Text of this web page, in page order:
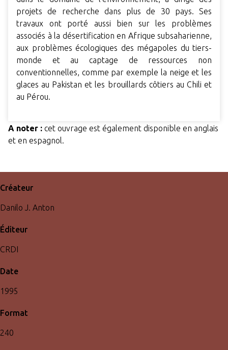
projets de recherche dans plus de 30 pays. Ses
travaux ont porté aussi bien sur les problèmes
associés à la désertification en Afrique subsaharienne,
aux problèmes écologiques des mégapoles du tiers-
monde et au captage de ressources non
conventionnelles, comme par exemple la neige et les
glaces au Pakistan et les brouillards côtiers au Chili et
au Pérou.
A noter : cet ouvrage est également disponible en anglais
et en espagnol.
Créateur
Danilo J. Anton
Éditeur
CRDI
Date
1995
Format
240